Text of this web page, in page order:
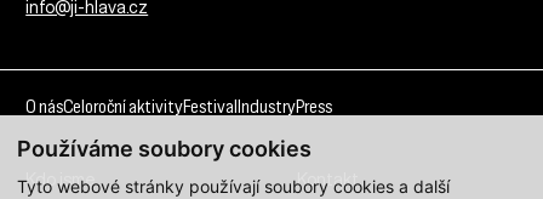
Používáme soubory cookies
Tyto webové stránky používají soubory cookies a další
info@ji-hlava.cz
O násCeloroční aktivityFestival IndustryPress
Kdo jsme
Kontakt